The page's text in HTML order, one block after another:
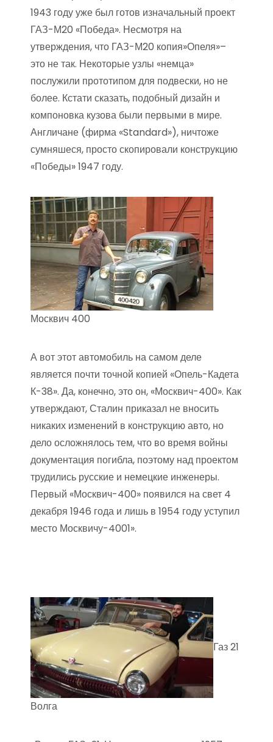
1943 году уже был готов изначальный проект
ГАЗ-М20 «Победа». Несмотря на
утверждения, что ГАЗ-М20 копия»Опеля»–
это не так. Некоторые узлы «немца»
послужили прототипом для подвески, но не
более. Кстати сказать, подобный дизайн и
компоновка кузова были первыми в мире.
Англичане (фирма «Standard»), ничтоже
сумняшеся, просто скопировали конструкцию
«Победы» 1947 году.
Москвич 400
А вот этот автомобиль на самом деле
является почти точной копией «Опель-Кадета
К-38». Да, конечно, это он, «Москвич-400». Как
утверждают, Сталин приказал не вносить
никаких изменений в конструкцию авто, но
дело осложнялось тем, что во время войны
документация погибла, поэтому над проектом
трудились русские и немецкие инженеры.
Первый «Москвич-400» появился на свет 4
декабря 1946 года и лишь в 1954 году уступил
место Москвичу-4001».
Газ 21
Волга